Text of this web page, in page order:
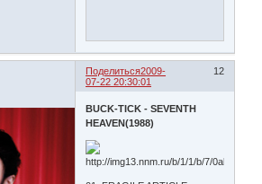
Поделиться 12
2009-
07-22 20:30:01
BUCK-TICK - SEVENTH
HEAVEN(1988)